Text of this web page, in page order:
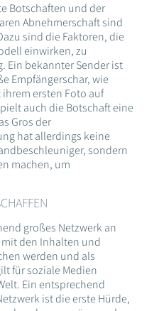
Botschaften und der
Abnehmerschaft sind
sind die Faktoren, die
einwirken, zu
Ein bekannter Sender ist
Empfängerschar, wie
ersten Foto auf
auch die Botschaft eine
Gros der
hat allerdings keine
sondern
machen, um
großes Netzwerk an
den Inhalten und
werden und als
für soziale Medien
Ein entsprechend
ist die erste Hürde,